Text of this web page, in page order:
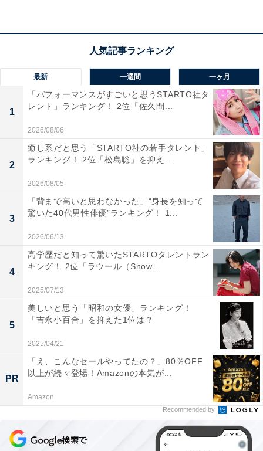
回答者からは、「やっぱり冬は温泉に行きたい」（30代
男性）、「定山渓は温泉もあるし楽しめるところが多い
から」（40代男性）などのコメントが寄せられました。
※回答者のコメントは原文ママです
この記事の筆者：福島 ゆき プロフィール
アニメや漫画のレビュー、エンタメトピックスなどを中
心に、オールジャンルで執筆中のライター。時々、店舗
取材などのリポート記事も担当。All AboutおよびAll
About ニュースでのライター歴は6年。
次ページ
5位までのランキング結果を見
る！
最新 一週間 一ヶ月
1
「パフォーマンスがすごいと思うSTARTO社タ
レント」ランキング！ 2位「佐久間...
2026/08/06
2
癒し系だと思う「STARTO社の若手タレント」
ランキング！ 2位「松島聡」を抑え...
2026/08/05
3
「背まで高いと思わなかった」“身長を知って
驚いた40代男性俳優”ランキング！ 1...
2026/06/13
4
高学歴だと知って驚いたSTARTOタレントラン
キング！ 2位「ラウール（Snow...
2025/07/13
5
美しいと思う「昭和の女優」ランキング！
「吉永小百合」を抑えた1位は？
2025/04/21
PR
「え、こんなセールやってたの？」80％OFF
以上が続々登場！Amazonの本気が...
Amazon
Recommended by